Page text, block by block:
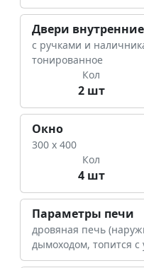
Двери внутренние
с ручками и
тонированное
Кол
2 шт
Окно
300 х 400
Кол
4 шт
Параметры печи
дровяная печь
дымоходом, топится с